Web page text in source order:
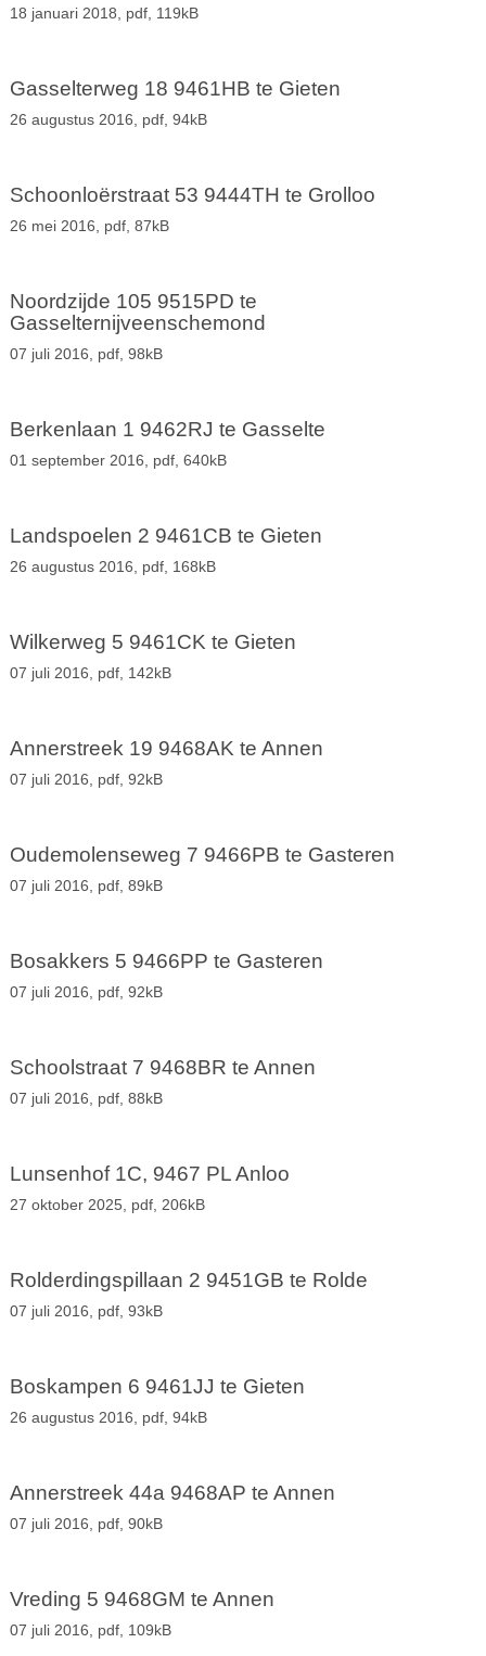
18 januari 2018, pdf, 119kB
Gasselterweg 18 9461HB te Gieten
26 augustus 2016, pdf, 94kB
Schoonloërstraat 53 9444TH te Grolloo
26 mei 2016, pdf, 87kB
Noordzijde 105 9515PD te
Gasselternijveenschemond
07 juli 2016, pdf, 98kB
Berkenlaan 1 9462RJ te Gasselte
01 september 2016, pdf, 640kB
Landspoelen 2 9461CB te Gieten
26 augustus 2016, pdf, 168kB
Wilkerweg 5 9461CK te Gieten
07 juli 2016, pdf, 142kB
Annerstreek 19 9468AK te Annen
07 juli 2016, pdf, 92kB
Oudemolenseweg 7 9466PB te Gasteren
07 juli 2016, pdf, 89kB
Bosakkers 5 9466PP te Gasteren
07 juli 2016, pdf, 92kB
Schoolstraat 7 9468BR te Annen
07 juli 2016, pdf, 88kB
Lunsenhof 1C, 9467 PL Anloo
27 oktober 2025, pdf, 206kB
Rolderdingspillaan 2 9451GB te Rolde
07 juli 2016, pdf, 93kB
Boskampen 6 9461JJ te Gieten
26 augustus 2016, pdf, 94kB
Annerstreek 44a 9468AP te Annen
07 juli 2016, pdf, 90kB
Vreding 5 9468GM te Annen
07 juli 2016, pdf, 109kB